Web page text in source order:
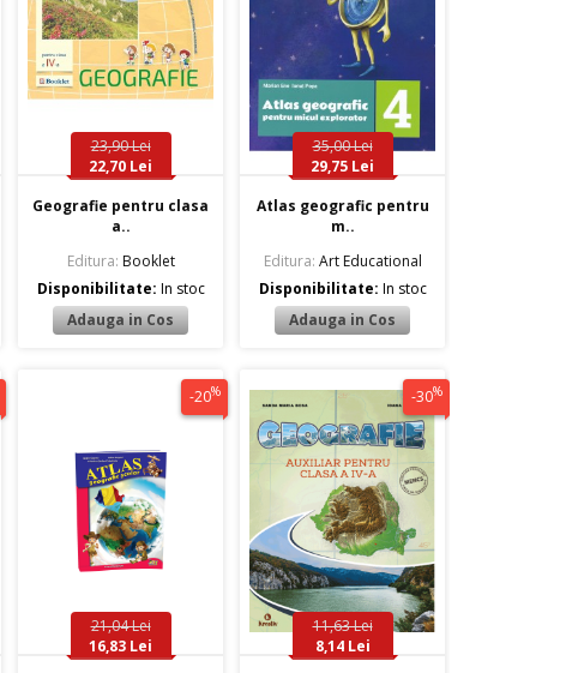
23,90 Lei
22,70 Lei
Geografie pentru clasa
a..
Editura: Booklet
Disponibilitate: In stoc
35,00 Lei
29,75 Lei
Atlas geografic pentru
m..
Editura: Art Educational
Disponibilitate: In stoc
-20%
21,04 Lei
16,83 Lei
-30%
11,63 Lei
8,14 Lei